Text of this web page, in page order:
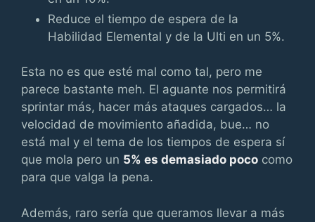
Reduce el tiempo de espera de la
Habilidad Elemental y de la Ulti en un 5%.
Esta no es que esté mal como tal, pero me
parece bastante meh. El aguante nos permitirá
sprintar más, hacer más ataques cargados… la
velocidad de movimiento añadida, bue… no
está mal y el tema de los tiempos de espera sí
que mola pero un 5% es demasiado poco como
para que valga la pena.
Además, raro sería que queramos llevar a más